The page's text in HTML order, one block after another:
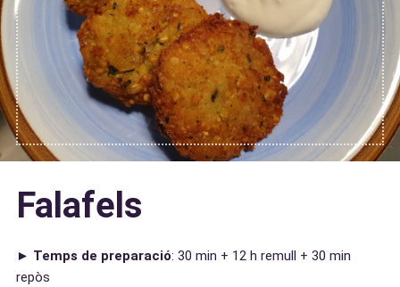
Falafels
► Temps de preparació: 30 min + 12 h remull + 30 min
repòs